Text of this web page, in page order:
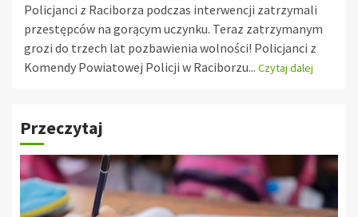
Policjanci z Raciborza podczas interwencji zatrzymali
przestępców na gorącym uczynku. Teraz zatrzymanym
grozi do trzech lat pozbawienia wolności! Policjanci z
Komendy Powiatowej Policji w Raciborzu... Czytaj dalej
Przeczytaj